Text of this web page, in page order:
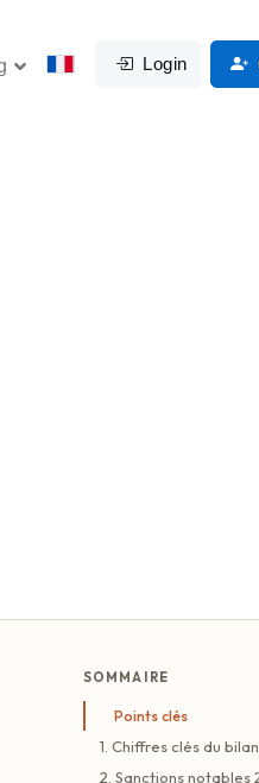
Login
SOMMAIRE
Points clés
1. Chiffres clés du
2. Sanctions